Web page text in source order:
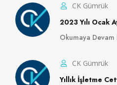
CK Gümrük
2023 Yılı Ocak
Okumaya Devam
CK Gümrük
Yıllık İşletme